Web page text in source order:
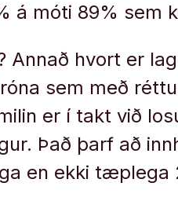
á móti 89%
Annað hvort er
sem með
er í takt við
Það þarf að
en ekki tæplega